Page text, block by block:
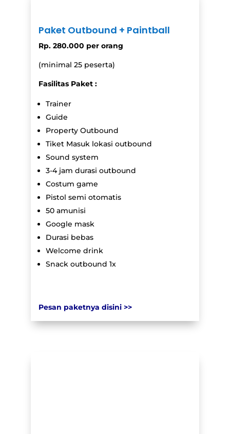
Paket Outbound + Paintball
Rp. 280.000 per orang
(minimal 25 peserta)
Fasilitas Paket :
Trainer
Guide
Property Outbound
Tiket Masuk lokasi outbound
Sound system
3-4 jam durasi outbound
Costum game
Pistol semi otomatis
50 amunisi
Google mask
Durasi bebas
Welcome drink
Snack outbound 1x
Pesan paketnya disini >>